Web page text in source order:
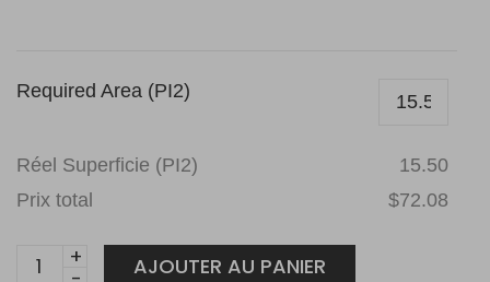
Required Area (PI2)
Réel Superficie (PI2)
15.50
Prix total
$72.08
Planchers
AJOUTER AU PANIER